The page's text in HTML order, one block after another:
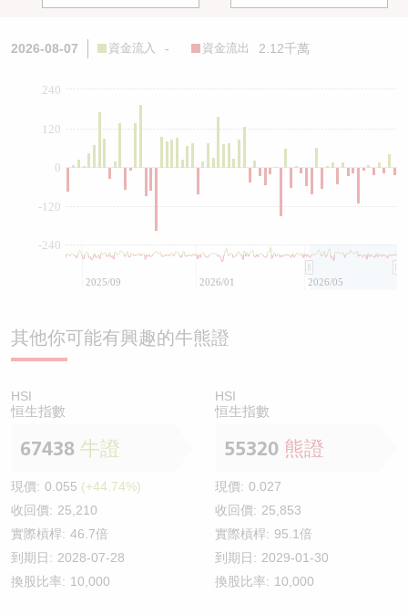
2026-08-07 資金流入 - 資金流出 2.12千萬
0
-240
-120
120
240
2025/09 2026/01 2026/05
其他你可能有興趣的牛熊證
HSI
恒生指數
67438 牛證
現價: 0.055 (+44.74%)
收回價: 25,210
實際槓桿: 46.7倍
到期日: 2028-07-28
換股比率: 10,000
HSI
恒生指數
55320 熊證
現價: 0.027
收回價: 25,853
實際槓桿: 95.1倍
到期日: 2029-01-30
換股比率: 10,000